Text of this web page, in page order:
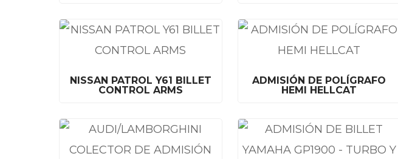
NISSAN PATROL Y61 BILLET
CONTROL ARMS
ADMISIÓN DE POLÍGRAFO
HEMI HELLCAT